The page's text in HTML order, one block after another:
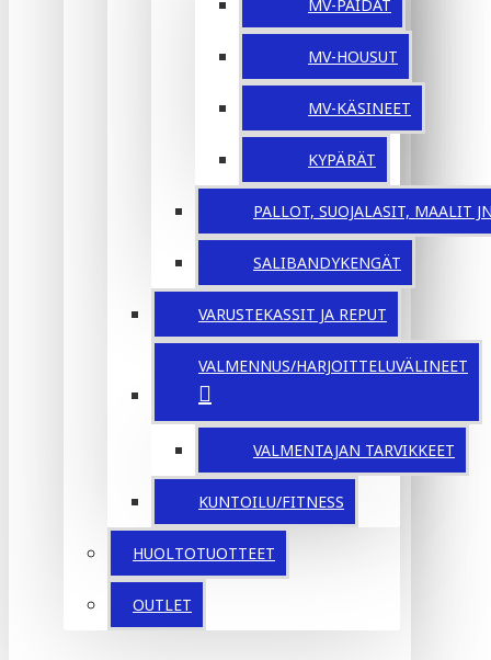
MV-PAIDAT
MV-HOUSUT
MV-KÄSINEET
KYPÄRÄT
PALLOT, SUOJALASIT, MAALIT
SALIBANDYKENGÄT
VARUSTEKASSIT JA REPUT
VALMENNUS/HARJOITTELUVÄLINEET
VALMENTAJAN TARVIKKEET
KUNTOILU/FITNESS
HUOLTOTUOTTEET
OUTLET